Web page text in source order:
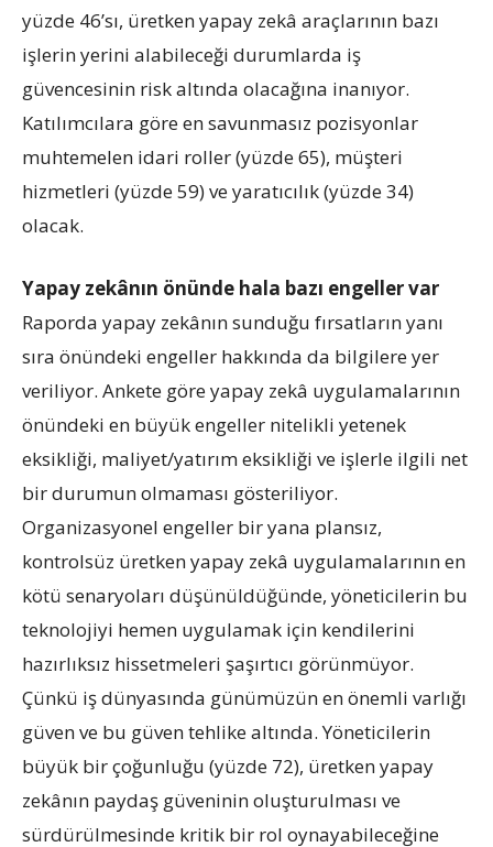
yüzde 46’sı, üretken yapay zekâ araçlarının bazı
işlerin yerini alabileceği durumlarda iş
güvencesinin risk altında olacağına inanıyor.
Katılımcılara göre en savunmasız pozisyonlar
muhtemelen idari roller (yüzde 65), müşteri
hizmetleri (yüzde 59) ve yaratıcılık (yüzde 34)
olacak.
Yapay zekânın önünde hala bazı engeller var
Raporda yapay zekânın sunduğu fırsatların yanı
sıra önündeki engeller hakkında da bilgilere yer
veriliyor. Ankete göre yapay zekâ uygulamalarının
önündeki en büyük engeller nitelikli yetenek
eksikliği, maliyet/yatırım eksikliği ve işlerle ilgili net
bir durumun olmaması gösteriliyor.
Organizasyonel engeller bir yana plansız,
kontrolsüz üretken yapay zekâ uygulamalarının en
kötü senaryoları düşünüldüğünde, yöneticilerin bu
teknolojiyi hemen uygulamak için kendilerini
hazırlıksız hissetmeleri şaşırtıcı görünmüyor.
Çünkü iş dünyasında günümüzün en önemli varlığı
güven ve bu güven tehlike altında. Yöneticilerin
büyük bir çoğunluğu (yüzde 72), üretken yapay
zekânın paydaş güveninin oluşturulması ve
sürdürülmesinde kritik bir rol oynayabileceğine